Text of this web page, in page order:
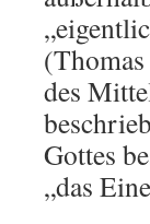
des
Gottes
„das